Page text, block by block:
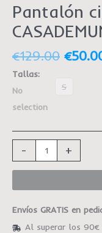
Pantalón
€129.00 €
Tallas:
No
selection
S
- +
Envíos GRATIS en
Al superar los